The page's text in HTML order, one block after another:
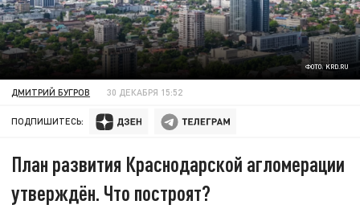
ФОТО: KRD.RU
ДМИТРИЙ БУГРОВ 30 ДЕКАБРЯ 15:52
ПОДПИШИТЕСЬ:
План развития Краснодарской агломерации
утверждён. Что построят?